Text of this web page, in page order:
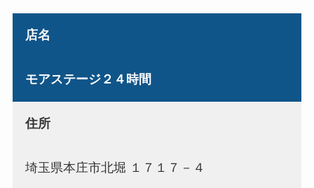
店名
モアステージ２４時間
住所
埼玉県本庄市北堀 １７１７－４